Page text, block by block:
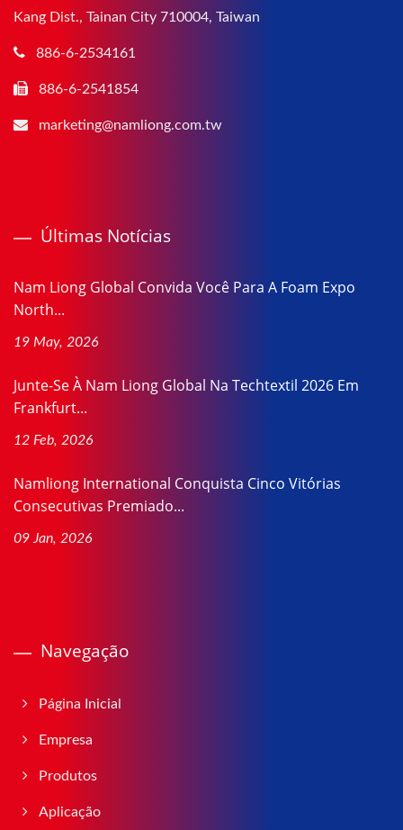
Kang Dist., Tainan City 710004, Taiwan
886-6-2534161
886-6-2541854
marketing@namliong.com.tw
Últimas Notícias
Nam Liong Global Convida Você Para A Foam Expo
North...
19 May, 2026
Junte-Se À Nam Liong Global Na Techtextil 2026 Em
Frankfurt...
12 Feb, 2026
Namliong International Conquista Cinco Vitórias
Consecutivas Premiado...
09 Jan, 2026
Navegação
Página Inicial
Empresa
Produtos
Aplicação